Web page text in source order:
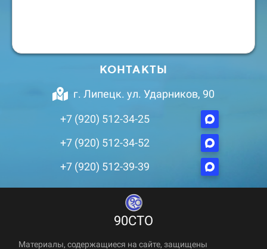
КОНТАКТЫ
г. Липецк. ул. Ударников, 90
+7 (920) 512-34-25
+7 (920) 512-34-52
+7 (920) 512-39-39
90СТО
Материалы, содержащиеся на сайте, защищены